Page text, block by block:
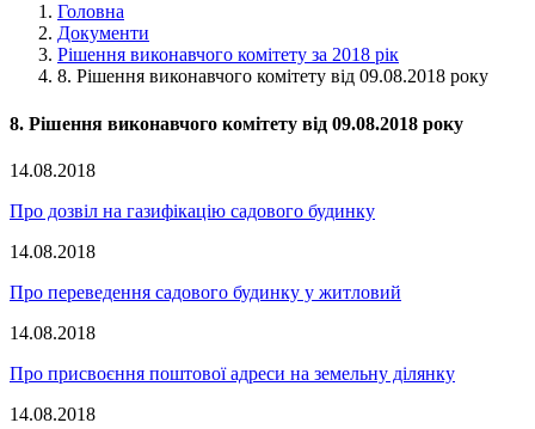
Головна
Документи
Рішення виконавчого комітету за 2018 рік
8. Рішення виконавчого комітету від 09.08.2018 року
8. Рішення виконавчого комітету від 09.08.2018 року
14.08.2018
Про дозвіл на газифікацію садового будинку
14.08.2018
Про переведення садового будинку у житловий
14.08.2018
Про присвоєння поштової адреси на земельну ділянку
14.08.2018